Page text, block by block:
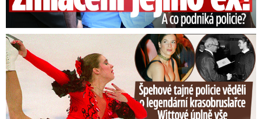
Tajná policie špehovala krasobruslařku Wittovou: Pikantní ...